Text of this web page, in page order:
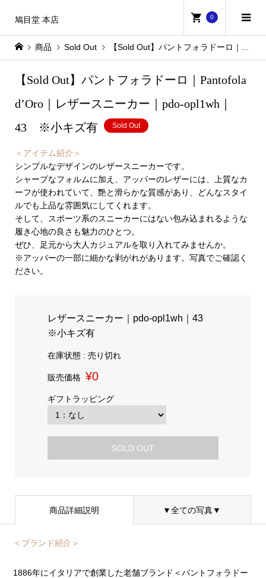
鳩目堂 本店 0
商品 Sold Out 【Sold Out】パントフォラドーロ｜Pantofola d’Oro｜レザースニーカー｜pdo-opl1wh｜43 ※小キズ有
【Sold Out】パントフォラドーロ｜Pantofola
d’Oro｜レザースニーカー｜pdo-opl1wh｜
43 ※小キズ有
Sold Out
＜アイテム紹介＞
シンプルなデザインのレザースニーカーです。
シャープなフォルムに加え、アッパーのレザーには、上質なカ
ーフが使われていて、艶と滑らかな質感があり、どんなスタイ
ルでも上品な雰囲気にしてくれます。
そして、スポーツ系のスニーカーにはない包み込まれるような
履き心地の良さも魅力のひとつ。
ぜひ、足元から大人カジュアルを取り入れてみませんか。
※アッパーの一部に細かな剥がれがあります。写真でご確認く
ださい。
レザースニーカー｜pdo-opl1wh｜43
※小キズ有
在庫状態 : 売り切れ
販売価格 ¥0
ギフトラッピング
SOLD OUT
商品詳細説明 ▼全ての写真▼
＜ブランド紹介＞
1886年にイタリアで創業した老舗ブランド＜パントフォラドー